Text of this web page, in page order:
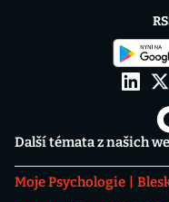
Další témata z našich
Moje Psychologie